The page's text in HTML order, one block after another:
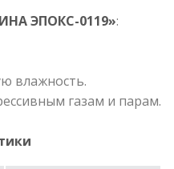
ЭПОКС-0119»:
влажность.
газам и парам.